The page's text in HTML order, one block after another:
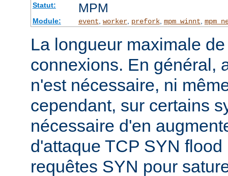
Statut: MPM
Module: event, worker, prefork, mpm_winnt,
La longueur maximale
connexions. En général,
n'est nécessaire, ni
cependant, sur certains
nécessaire d'en
d'attaque TCP SYN
requêtes SYN pour